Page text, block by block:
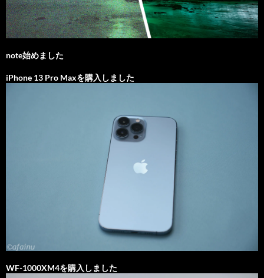
note始めました
iPhone 13 Pro Maxを購入しました
WF-1000XM4を購入しました